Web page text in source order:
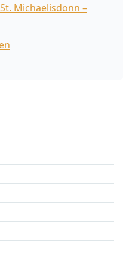
Michaelisdonn –